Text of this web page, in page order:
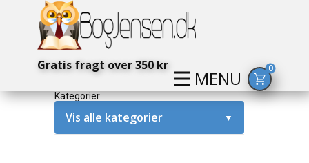
MENU
Gratis fragt over 350 kr 0
Kategorier
Vis alle kategorier ▼